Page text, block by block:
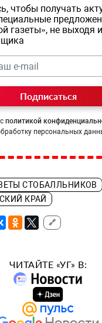
чтобы получать
газеты», не выходя
Подписаться
политикой
персональных
СТОБАЛЛЬНИКОВ
КРАЙ
🔗
ЧИТАЙТЕ «УГ» В: